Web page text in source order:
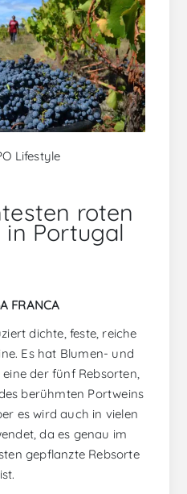
Lifestyle
roten
in Portugal
FRANCA
dichte, feste, reiche
Es hat Blumen- und
der fünf Rebsorten,
berühmten Portweins
es wird auch in vielen
da es genau im
gepflanzte Rebsorte
ist.